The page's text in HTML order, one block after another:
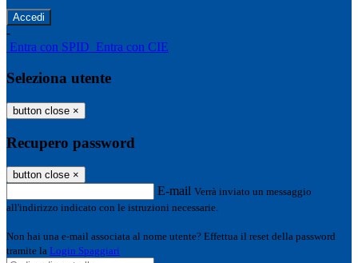
-
Entra con SPID Entra con CIE
Seleziona utente
button close ×
Recupero password
button close ×
E-mail Verrà inviato un messaggio
all'indirizzo indicato con le istruzioni necessarie.
Non hai una e-mail associata al nome utente? Effettua il reset della password
tramite la Login Spaggiari